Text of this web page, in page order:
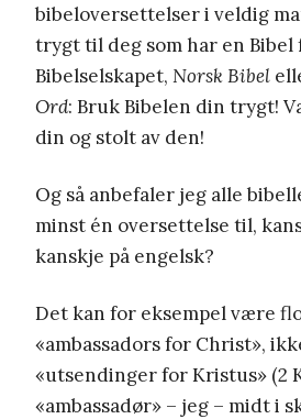
bibeloversettelser i veldig
trygt til deg som har en Bibel
Bibelselskapet, Norsk Bibel
Ord: Bruk Bibelen din trygt!
din og stolt av den!
Og så anbefaler jeg alle
minst én oversettelse til,
kanskje på engelsk?
Det kan for eksempel være
«ambassadors for Christ»,
«utsendinger for Kristus» (2
«ambassadør» – jeg – midt i